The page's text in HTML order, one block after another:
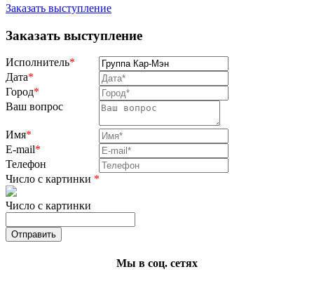
Заказать выступление
Заказать выступление
Исполнитель*
Дата*
Город*
Ваш вопрос
Имя*
E-mail*
Телефон
Число с картинки *
Число с картинки
Мы в соц. сетях